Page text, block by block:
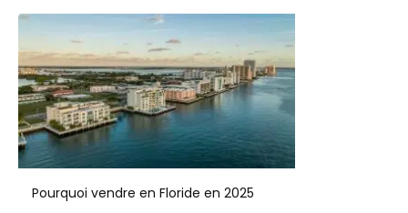
Pourquoi vendre en Floride en 2025